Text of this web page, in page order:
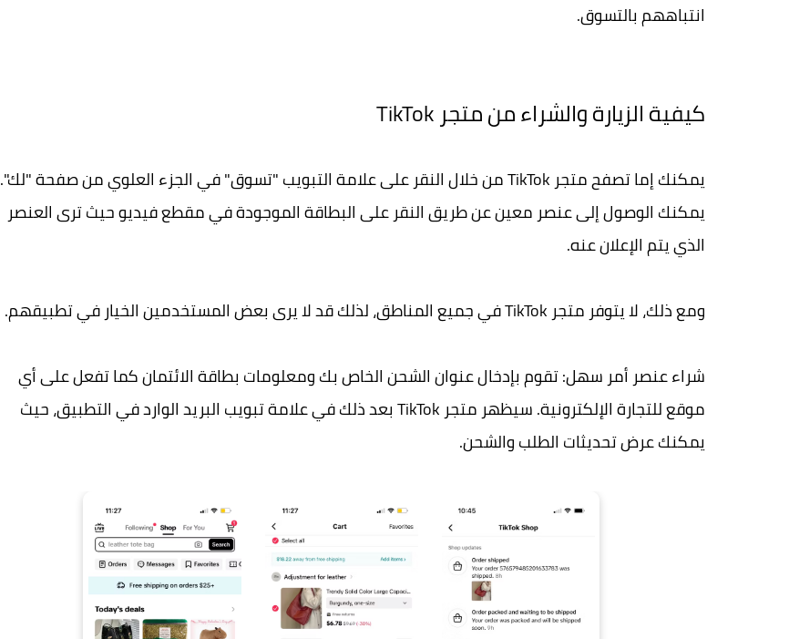
انتباههم بالتسوق.
كيفية الزيارة والشراء من متجر TikTok
يمكنك إما تصفح متجر TikTok من خلال النقر على علامة التبويب "تسوق" في الجزء العلوي من صفحة "لك".
يمكنك الوصول إلى عنصر معين عن طريق النقر على البطاقة الموجودة في مقطع فيديو حيث ترى العنصر
الذي يتم الإعلان عنه.
ومع ذلك، لا يتوفر متجر TikTok في جميع المناطق، لذلك قد لا يرى بعض المستخدمين الخيار في تطبيقهم.
شراء عنصر أمر سهل: تقوم بإدخال عنوان الشحن الخاص بك ومعلومات بطاقة الائتمان كما تفعل على أي
موقع للتجارة الإلكترونية. سيظهر متجر TikTok بعد ذلك في علامة تبويب البريد الوارد في التطبيق، حيث
يمكنك عرض تحديثات الطلب والشحن.